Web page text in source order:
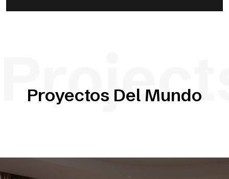
Proyectos Del Mundo